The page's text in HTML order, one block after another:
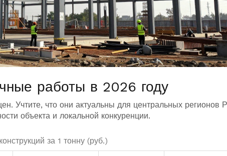
работы в 2026 году
Учтите, что они актуальны для центральных регионов
объекта и локальной конкуренции.
за 1 тонну (руб.)